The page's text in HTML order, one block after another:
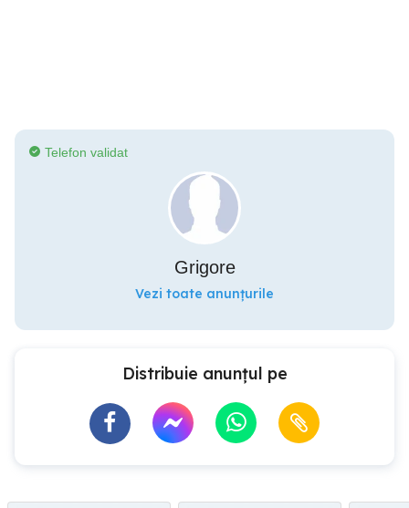
Telefon validat
Grigore
Vezi toate anunțurile
Distribuie anunțul pe